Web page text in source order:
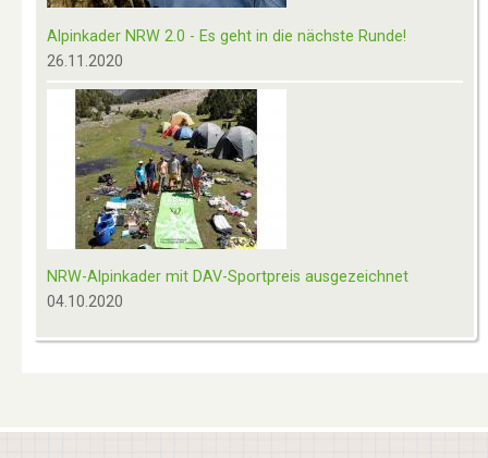
Alpinkader NRW 2.0 - Es geht in die nächste Runde!
26.11.2020
NRW-Alpinkader mit DAV-Sportpreis ausgezeichnet
04.10.2020